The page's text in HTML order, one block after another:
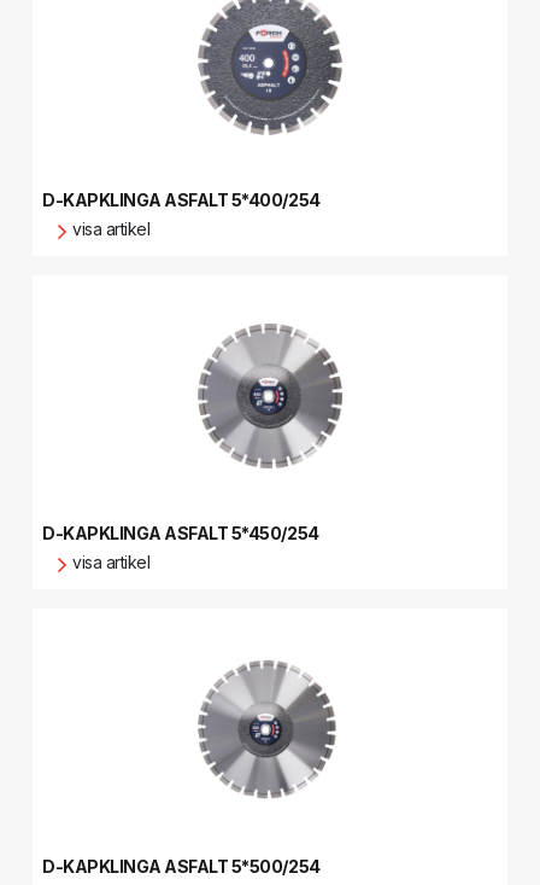
D-KAPKLINGA ASFALT 5*400/254
visa artikel
D-KAPKLINGA ASFALT 5*450/254
visa artikel
D-KAPKLINGA ASFALT 5*500/254